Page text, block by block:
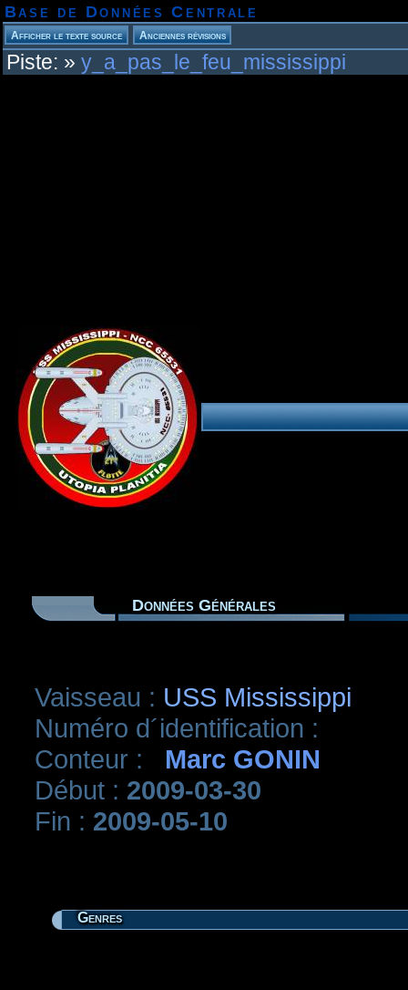
Base de Données Centrale
Piste: » y_a_pas_le_feu_mississippi
Données Générales
Vaisseau : USS Mississippi
Numéro d´identification :
Conteur :
Marc GONIN
Début : 2009-03-30
Fin : 2009-05-10
Genres